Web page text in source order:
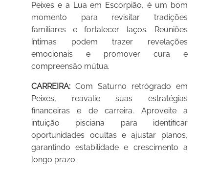
Peixes e a Lua em Escorpião, é um bom
momento para revisitar tradições
familiares e fortalecer laços. Reuniões
íntimas podem trazer revelações
emocionais e promover cura e
compreensão mútua.
CARREIRA: Com Saturno retrógrado em
Peixes, reavalie suas estratégias
financeiras e de carreira. Aproveite a
intuição pisciana para identificar
oportunidades ocultas e ajustar planos,
garantindo estabilidade e crescimento a
longo prazo.